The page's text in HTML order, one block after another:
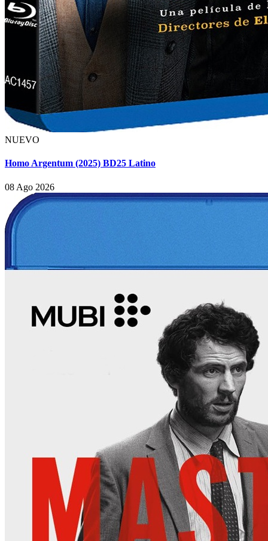
NUEVO
Homo Argentum (2025) BD25 Latino
08 Ago 2026